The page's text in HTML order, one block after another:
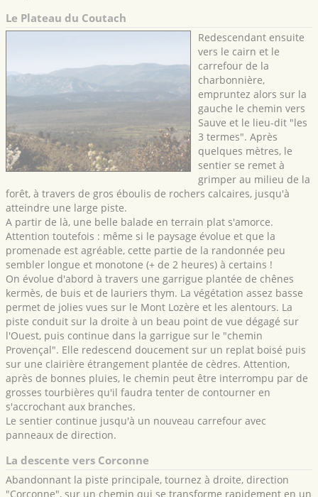
Le Plateau du Coutach
Redescendant ensuite
vers le cairn et le
carrefour de la
charbonnière,
empruntez alors sur la
gauche le chemin vers
Sauve et le lieu-dit "les
3 termes". Après
quelques mètres, le
sentier se remet à
grimper au milieu de la
forêt, à travers de gros éboulis de rochers calcaires, jusqu'à
atteindre une large piste.
A partir de là, une belle balade en terrain plat s'amorce.
Attention toutefois : même si le paysage évolue et que la
promenade est agréable, cette partie de la randonnée peu
sembler longue et monotone (+ de 2 heures) à certains !
On évolue d'abord à travers une garrigue plantée de chênes
kermès, de buis et de lauriers thym. La végétation assez basse
permet de jolies vues sur le Mont Lozère et les alentours. La
piste conduit sur la droite à un beau point de vue dégagé sur
l'Ouest, puis continue dans la garrigue sur le "chemin
Provençal". Elle redescend doucement sur un replat boisé puis
sur une clairière étrangement plantée de cèdres. Attention,
après de bonnes pluies, le chemin peut être interrompu par de
grosses tourbières qu'il faudra tenter de contourner en
s'accrochant aux branches.
Le sentier continue jusqu'à un nouveau carrefour avec
panneaux de direction.
La descente vers Corconne
Abandonnant la piste principale, tournez à droite, direction
"Corconne", sur un chemin qui se transforme rapidement en un